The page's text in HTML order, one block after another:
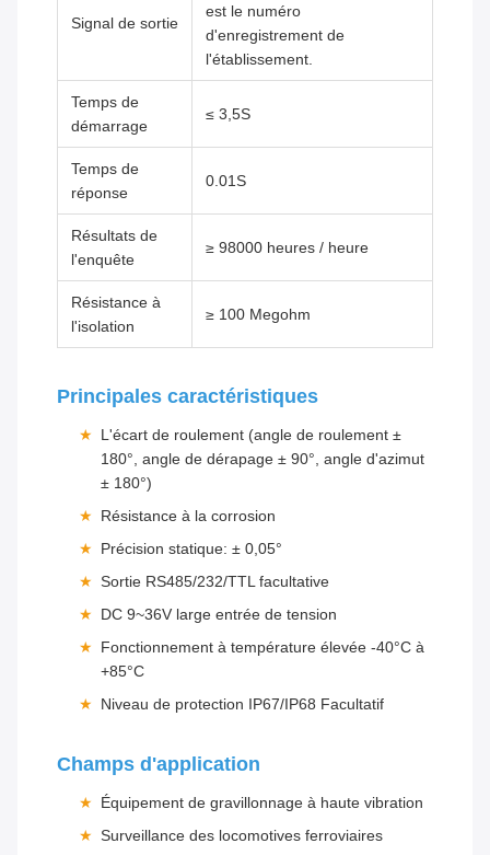
Signal de sortie
est le numéro
d'enregistrement de
l'établissement.
Temps de
démarrage
≤ 3,5S
Temps de
réponse
0.01S
Résultats de
l'enquête
≥ 98000 heures / heure
Résistance à
l'isolation
≥ 100 Megohm
Principales caractéristiques
L'écart de roulement (angle de roulement ±
180°, angle de dérapage ± 90°, angle d'azimut
± 180°)
Résistance à la corrosion
Précision statique: ± 0,05°
Sortie RS485/232/TTL facultative
DC 9~36V large entrée de tension
Fonctionnement à température élevée -40°C à
+85°C
Niveau de protection IP67/IP68 Facultatif
Champs d'application
Équipement de gravillonnage à haute vibration
Surveillance des locomotives ferroviaires